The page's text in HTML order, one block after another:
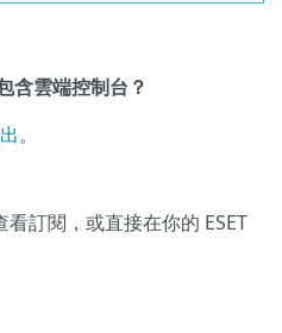
含雲端控制台？
。
訂閱，或直接在你的 ESET